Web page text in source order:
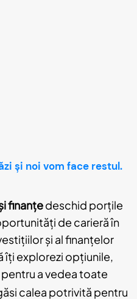
și noi vom face restul.
finanțedeschid porțile
de carieră în
și al finanțelor
îți explorezi opțiunile,
pentru a vedea toate
calea potrivită pentru